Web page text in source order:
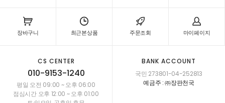
장바구니 최근본상품 주문조회 마이페이지
CS CENTER
010-9153-1240
평일 오전 09:00 ~ 오후 06:00
점심시간 오후 12:00 ~ 오후 01:00
BANK ACCOUNT
국민 273801-04-252813
예금주 : ㈜장판천국